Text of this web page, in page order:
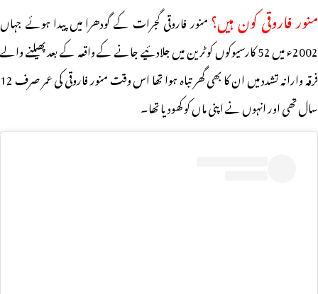
منور فاروقی کون ہیں؟منور فاروقی گجرات کے گودھرا میں پیدا ہوئے جہاں
2002ء میں 52 کارسیوکوں کو ٹرین میں جلادئیے جانے کے واقعہ کے بعد پھیلنے والے
فرقہ وارانہ تشدد میں ان کا بھی گھر تباہ ہوا تھا اس وقت منور فاروقی کی عمر صرف 12
سال تھی اور انہوں نے اپنی ماں کو کھودیا تھا۔